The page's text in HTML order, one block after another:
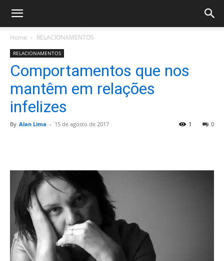
Home RELACIONAMENTOS
RELACIONAMENTOS
Comportamentos que nos
mantêm em relações
infelizes
By Alan Lima - 15 de agosto de 2017 0
1